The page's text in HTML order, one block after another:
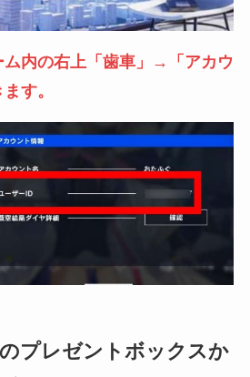
ム内の右上「歯車」→「アカウ
す。
プレゼントボックスか